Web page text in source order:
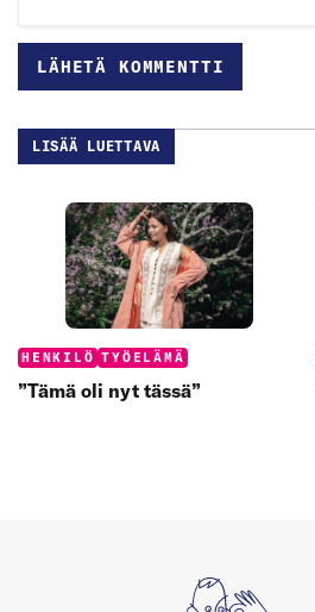
LISÄÄ LUETTAVA
Categories:
HENKILÖ TYÖELÄMÄ
”Tämä oli nyt tässä”